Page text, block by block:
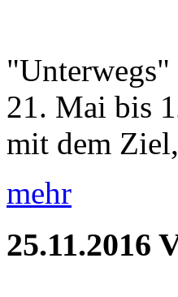
"Unterwegs"
21. Mai bis
mit dem
mehr
25.11.2016